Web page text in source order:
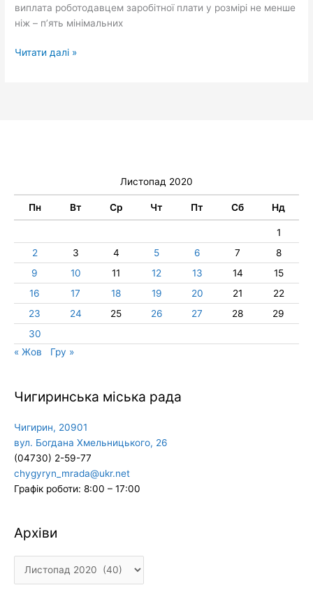
виплата роботодавцем заробітної плати у розмірі не менше
ніж – п’ять мінімальних
Читати далі »
Листопад 2020
Пн Вт Ср Чт Пт Сб Нд
1
2
3 4 5 6 7
8
9
10 11 12 13 14
15
16
17 18 19 20 21
22
23
24 25 26 27 28
29
30
« Жов
Гру »
Чигиринська міська рада
Чигирин, 20901
вул. Богдана Хмельницького, 26
(04730) 2-59-77
chygyryn_mrada@ukr.net
Графік роботи: 8:00 – 17:00
Архіви
Архіви